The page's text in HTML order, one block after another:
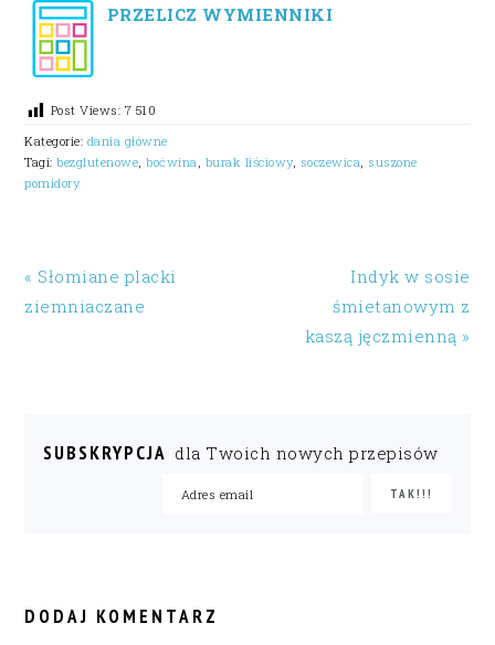
PRZELICZ WYMIENNIKI
Post Views: 7 510
Kategorie: dania główne
Tagi:bezglutenowe ,boćwina burak liściowy, soczewica suszone
pomidory
« Słomiane placki
ziemniaczane
Indyk w sosie
śmietanowym z
kaszą jęczmienną »
SUBSKRYPCJA dla Twoich nowych przepisów
INTERACTIONS
DODAJ KOMENTARZ